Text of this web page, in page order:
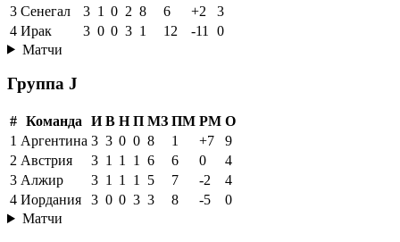
3 Сенегал 3 1 0 2 8 6 +2
3
4 Ирак 3 0 0 3 1 12 -11
0
Матчи
Группа J
# Команда И В Н П МЗ ПМ РМ О
1 Аргентина 3 3 0 0 8 1 +7
9
2 Австрия 3 1 1 1 6 6 0
4
3 Алжир 3 1 1 1 5 7 -2
4
4 Иордания 3 0 0 3 3 8 -5
0
Матчи